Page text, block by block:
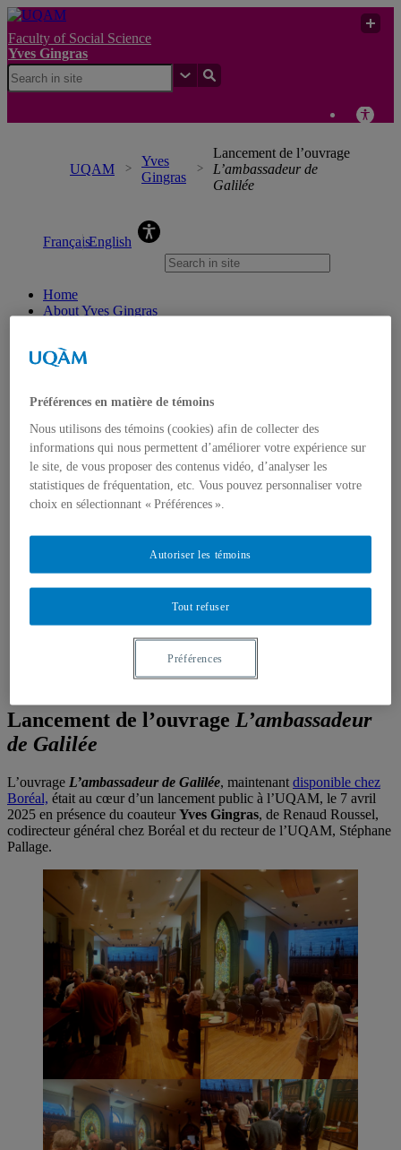
Faculty of Social Science
Yves Gingras
UQAM
Yves
Gingras
Lancement de l’ouvrage
L’ambassadeur de
Galilée
FrançaisEnglish
Home
About Yves Gingras
Nominations
Edited volumes
Monographs
Peer reviewed articles
Book chapters
Reports and research notes
Media
Press
Columns in L’actualité
Columns in Pour la science
Années lumière interventions
Lancement de l’ouvrage L’ambassadeur
de Galilée
L’ouvrage L’ambassadeur de Galilée, maintenant disponible chez
Boréal, était au cœur d’un lancement public à l’UQAM, le 7 avril
2025 en présence du coauteurYves Gingras, de Renaud Roussel,
codirecteur général chez Boréal et du recteur de l’UQAM, Stéphane
Pallage.
Préférences en matière de témoins
Nous utilisons des témoins (cookies) afin de collecter des
informations qui nous permettent d’améliorer votre expérience sur
le site, de vous proposer des contenus vidéo, d’analyser les
statistiques de fréquentation, etc. Vous pouvez personnaliser votre
choix en sélectionnant « Préférences ».
Tout refuser
Autoriser les témoins
Préférences